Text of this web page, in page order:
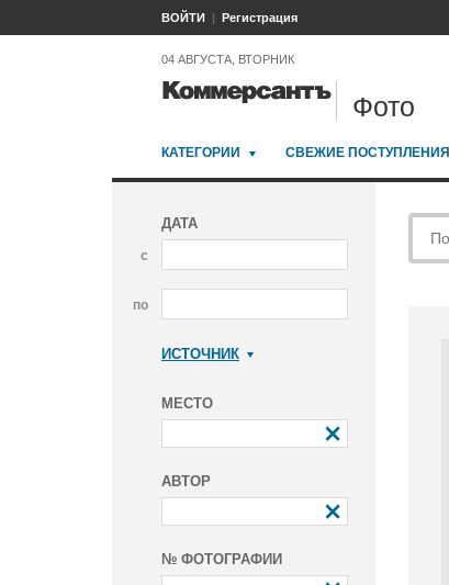
ВОЙТИ Регистрация
04 АВГУСТА, ВТОРНИК
Фото
КАТЕГОРИИ СВЕЖИЕ ПОСТУПЛЕНИЯ
ДАТА
с
по
ИСТОЧНИК
МЕСТО
АВТОР
№ ФОТОГРАФИИ